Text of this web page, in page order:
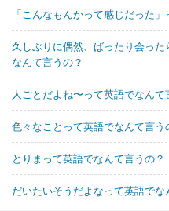
「こんなもんかって感じだった
久しぶりに偶然、ばったり会っ
なんて言うの？
人ごとだよね〜って英語でなんて
色々なことって英語でなんて言う
とりまって英語でなんて言うの？
だいたいそうだよなって英語でな